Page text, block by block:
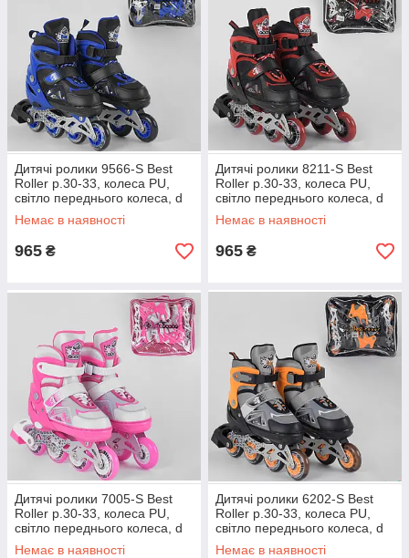
Дитячі ролики 9566-S Best
Roller р.30-33, колеса PU,
світло переднього колеса, d
коліс 6,5 см роликові ковзани
Немає в наявності
965 ₴
Дитячі ролики 8211-S Best
Roller р.30-33, колеса PU,
світло переднього колеса, d
коліс 6,5 см роликові ковзани
Немає в наявності
965 ₴
Дитячі ролики 7005-S Best
Roller р.30-33, колеса PU,
світло переднього колеса, d
коліс 6,5 см роликові ковзани
Немає в наявності
Дитячі ролики 6202-S Best
Roller р.30-33, колеса PU,
світло переднього колеса, d
коліс 6,5 см роликові ковзани
Немає в наявності